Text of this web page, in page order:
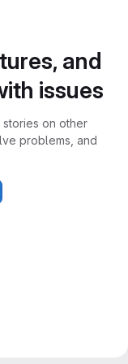
and
issues
stories on other
problems, and